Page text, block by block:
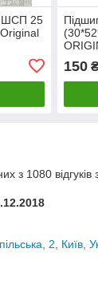
ШСП 25
150
з 1080 відгуків
2, Київ,